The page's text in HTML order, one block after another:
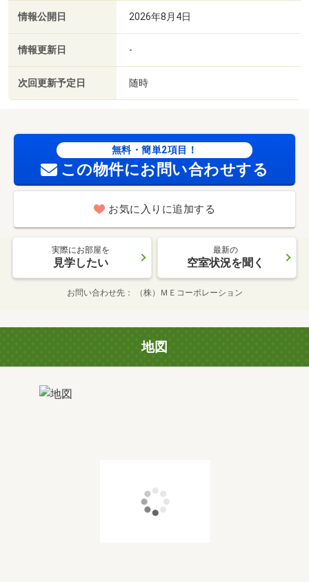
情報公開日 2026年8月4日
情報更新日 -
次回更新予定日 随時
無料・簡単2項目！
この物件にお問い合わせする
お気に入りに追加する
実際にお部屋を
見学したい
最新の
空室状況を聞く
お問い合わせ先 （株）ＭＥコーポレーション
地図